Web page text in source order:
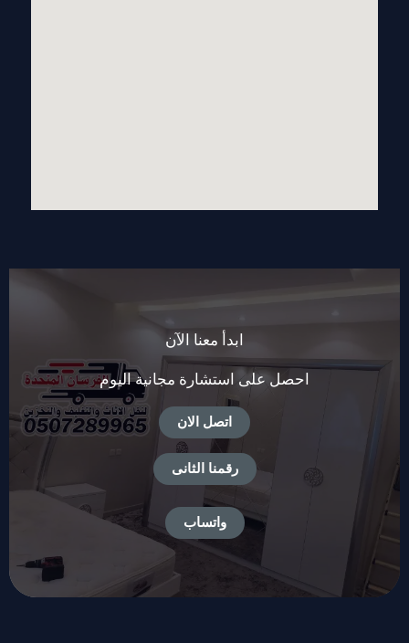
ابدأ معنا الآن
احصل على استشارة مجانية اليوم
اتصل الان
رقمنا الثانى
واتساب